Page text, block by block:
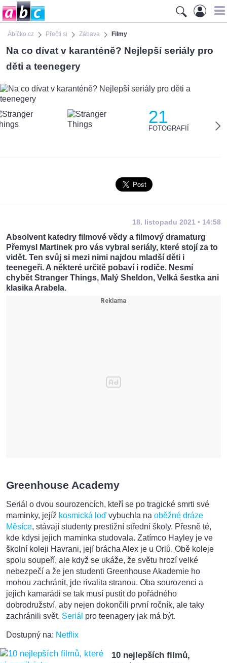
Ábíčko.cz Přečti si Zábava Filmy
Na co dívat v karanténě? Nejlepší seriály pro
děti a teenegery
21
FOTOGRAFIÍ
18. listopadu 2021 • 14:58
Absolvent katedry filmové vědy a filmový dramaturg
Přemysl Martinek pro vás vybral seriály, které stojí za to
vidět. Ten svůj si mezi nimi najdou mladší děti i
teenegeři. A některé určitě pobaví i rodiče. Nesmí
chybět Stranger Things, Malý Sheldon, Velká šestka ani
klasika Arabela.
Greenhouse Academy
Seriál o dvou sourozencích, kteří se po tragické smrti své
maminky, jejíž kosmická loď vybuchla na oběžné dráze
Měsíce, stávají studenty prestižní střední školy. Přesně té,
kde kdysi jejich maminka studovala. Zatímco Hayley je ve
školní koleji Havrani, její brácha Alex je u Orlů. Obě koleje
spolu soupeří, ale když se ukáže, že světu hrozí velké
nebezpečí a že jen studenti Greenhouse Akademie ho
mohou zachránit, jde rivalita stranou. Oba sourozenci a
jejich kamarádi se tak musí pustit do pořádného
dobrodružství, aby nejen dokončili první ročník, ale taky
zachránili svět. Seriál pro teenagery jak má být.
Dostupný na: Netflix
10 nejlepších filmů,